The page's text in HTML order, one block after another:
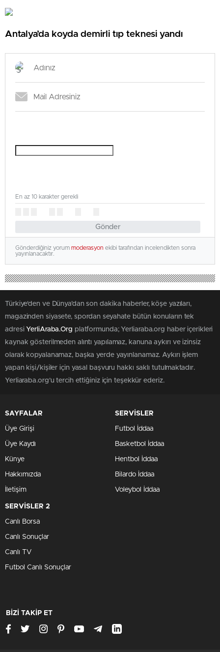
Antalya’da koyda demirli tıp teknesi yandı
Gönder
En az 10 karakter gerekli
Gönderdiğiniz yorum moderasyon ekibi tarafından incelendikten sonra
yayınlanacaktır.
Türkiye'den ve Dünya’dan son dakika haberler, köşe yazıları,
magazinden siyasete, spordan seyahate bütün konuların tek
adresiYerliAraba.Org platformunda; Yerliaraba.org haber içerikleri
kaynak gösterilmeden alıntı yapılamaz, kanuna aykırı ve izinsiz
olarak kopyalanamaz, başka yerde yayınlanamaz. Aykırı işlem
yapan kişi/kişiler için yasal başvuru hakkı saklı tutulmaktadır.
Yerliaraba.org'u tercih ettiğiniz için teşekkür ederiz.
SAYFALAR
Üye Girişi
Üye Kaydı
Künye
Hakkımızda
İletişim
SERVİSLER
Futbol İddaa
Basketbol İddaa
Hentbol İddaa
Bilardo İddaa
Voleybol İddaa
SERVİSLER 2
Canlı Borsa
Canlı Sonuçlar
Canlı TV
Futbol Canlı Sonuçlar
BİZİ TAKİP ET